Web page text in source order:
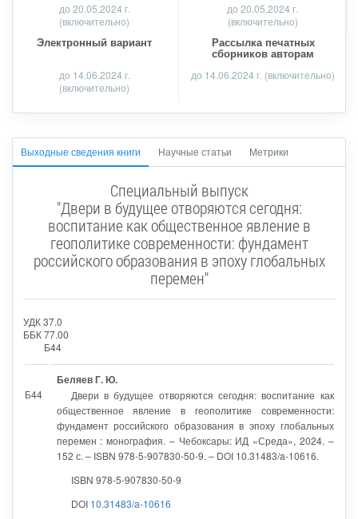
до 20.05.2024 г.
(включительно)
до 20.05.2024 г.
(включительно)
Электронный вариант
до 14.06.2024 г.
(включительно)
Рассылка печатных
сборников авторам
до 14.06.2024 г. (включительно)
Выходные сведения книги Научные статьи Метрики
Специальный выпуск
"Двери в будущее отворяются сегодня:
воспитание как общественное явление в
геополитике современности: фундамент
российского образования в эпоху глобальных
перемен"
УДК 37.0
ББК 77.00
Б44
Б44
Беляев Г. Ю.
Двери в будущее отворяются сегодня: воспитание как
общественное явление в геополитике современности:
фундамент российского образования в эпоху глобальных
перемен : монография. – Чебоксары: ИД «Среда», 2024. –
152 с. – ISBN 978-5-907830-50-9. – DOI 10.31483/a-10616.
ISBN 978-5-907830-50-9
DOI 10.31483/a-10616